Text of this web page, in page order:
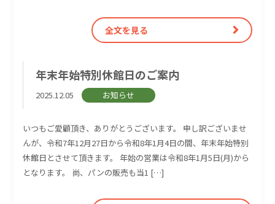
全文を見る
年末年始特別休館日のご案内
2025.12.05 お知らせ
いつもご愛顧頂き、ありがとうございます。 申し訳ございませ
んが、令和7年12月27日から令和8年1月4日の間、年末年始特別
休館日とさせて頂きます。 年始の営業は令和8年1月5日(月)から
となります。 尚、パンの販売も当1 […]